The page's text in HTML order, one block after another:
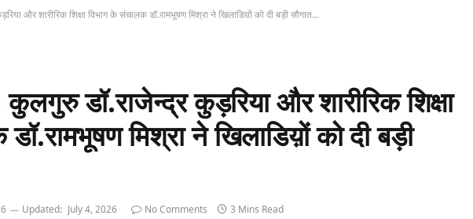
और शारीरिक शिक्षा विभाग के संचालक डॉ.रामभूषण मिश्रा ने खिलाडिय़ों को दी बड़ी सौगात…
डॉ.राजेन्द्र कुड़रिया और शारीरिक शिक्षा
मिश्रा ने खिलाडिय़ों को दी बड़ी
Updated: July 4, 2026 No Comments 3 Mins Read